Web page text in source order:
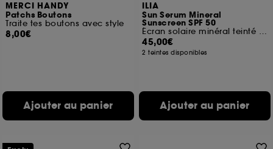
MERCI HANDY
Patchs Boutons
Traite tes boutons avec style
8,00€
Ajouter au panier
ILIA
Sun Serum Mineral
Sunscreen SPF 50
Écran solaire minéral teinté SPF 50
45,00€
2 teintes disponibles
Ajouter au panier